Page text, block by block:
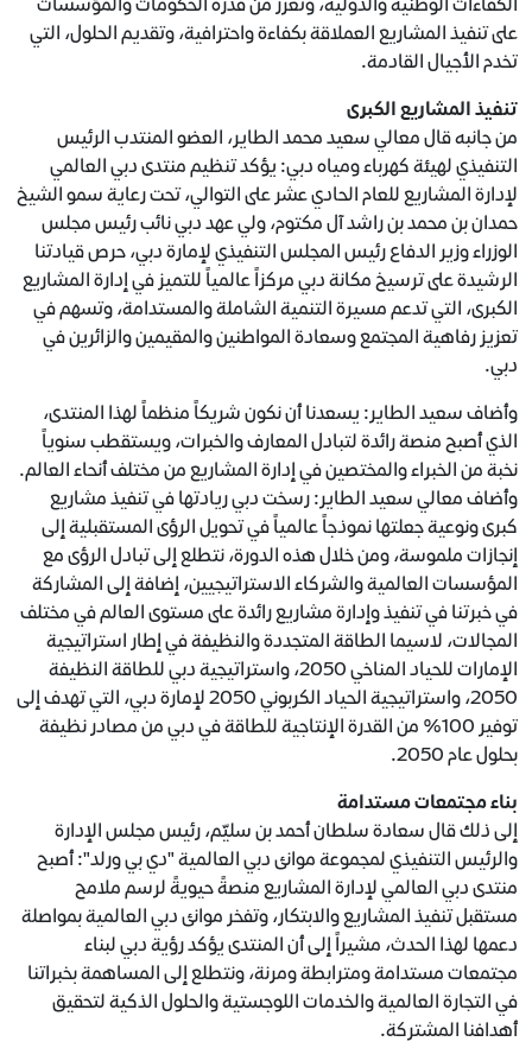
على تنفيذ المشاريع العملاقة بكفاءة واحترافية، وتقديم الحلول، التي
تخدم الأجيال القادمة.
تنفيذ المشاريع الكبرى
من جانبه قال معالي سعيد محمد الطاير، العضو المنتدب الرئيس
التنفيذي لهيئة كهرباء ومياه دبي: يؤكد تنظيم منتدى دبي العالمي
لإدارة المشاريع للعام الحادي عشر على التوالي، تحت رعاية سمو الشيخ
حمدان بن محمد بن راشد آل مكتوم، ولي عهد دبي نائب رئيس مجلس
الوزراء وزير الدفاع رئيس المجلس التنفيذي لإمارة دبي، حرص قيادتنا
الرشيدة على ترسيخ مكانة دبي مركزاً عالمياً للتميز في إدارة المشاريع
الكبرى، التي تدعم مسيرة التنمية الشاملة والمستدامة، وتسهم في
تعزيز رفاهية المجتمع وسعادة المواطنين والمقيمين والزائرين في
دبي.
وأضاف سعيد الطاير: يسعدنا أن نكون شريكاً منظماً لهذا المنتدى،
الذي أصبح منصة رائدة لتبادل المعارف والخبرات، ويستقطب سنوياً
نخبة من الخبراء والمختصين في إدارة المشاريع من مختلف أنحاء العالم.
وأضاف معالي سعيد الطاير: رسخت دبي ريادتها في تنفيذ مشاريع
كبرى ونوعية جعلتها نموذجاً عالمياً في تحويل الرؤى المستقبلية إلى
إنجازات ملموسة، ومن خلال هذه الدورة، نتطلع إلى تبادل الرؤى مع
المؤسسات العالمية والشركاء الاستراتيجيين، إضافة إلى المشاركة
في خبرتنا في تنفيذ وإدارة مشاريع رائدة على مستوى العالم في مختلف
المجالات، لاسيما الطاقة المتجددة والنظيفة في إطار استراتيجية
الإمارات للحياد المناخي 2050، واستراتيجية دبي للطاقة النظيفة
2050، واستراتيجية الحياد الكربوني 2050 لإمارة دبي، التي تهدف إلى
توفير 100% من القدرة الإنتاجية للطاقة في دبي من مصادر نظيفة
بحلول عام 2050.
بناء مجتمعات مستدامة
إلى ذلك قال سعادة سلطان أحمد بن سليّم، رئيس مجلس الإدارة
والرئيس التنفيذي لمجموعة موانئ دبي العالمية "دي بي ورلد": أصبح
منتدى دبي العالمي لإدارة المشاريع منصةً حيويةً لرسم ملامح
مستقبل تنفيذ المشاريع والابتكار، وتفخر موانئ دبي العالمية بمواصلة
دعمها لهذا الحدث، مشيراً إلى أن المنتدى يؤكد رؤية دبي لبناء
مجتمعات مستدامة ومترابطة ومرنة، ونتطلع إلى المساهمة بخبراتنا
في التجارة العالمية والخدمات اللوجستية والحلول الذكية لتحقيق
أهدافنا المشتركة.